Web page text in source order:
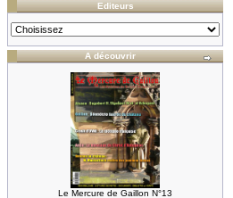
Editeurs
A découvrir
Le Mercure de Gaillon N°13